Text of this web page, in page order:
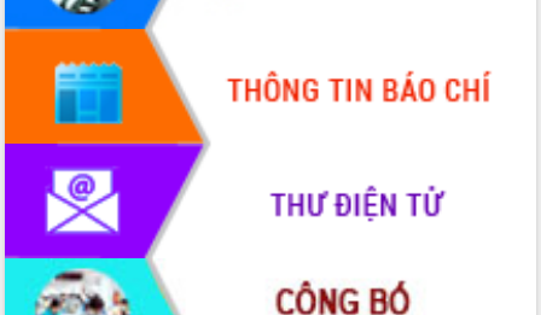
Diễn đàn Kinh tế tư nhân Việt Nam đột
phá cơ chế - Hợp tác công tư
Đề án 06 tạo bước ngoặt đột phá trong
cải cách hành chính tỉnh Đắk Lắk
Kết nối tour, đẩy mạnh chuyển đổi số
để phát triển du lịch Đắk Lắk
Khởi động Dự án Đầu tư xây dựng hạ
tầng kỹ thuật Cụm công nghiệp Tân
Gặp mặt các cơ quan báo chí nhân Kỷ
niệm 101 năm Ngày Báo chí Cách
mạng Việt Nam